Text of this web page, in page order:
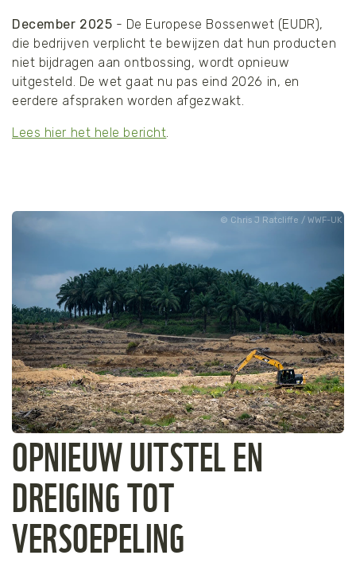
December 2025 - De Europese Bossenwet (EUDR),
die bedrijven verplicht te bewijzen dat hun producten
niet bijdragen aan ontbossing, wordt opnieuw
uitgesteld. De wet gaat nu pas eind 2026 in, en
eerdere afspraken worden afgezwakt.
Lees hier het hele bericht.
Chris J Ratcliffe / WWF-UK
OPNIEUW UITSTEL EN
DREIGING TOT
VERSOEPELING